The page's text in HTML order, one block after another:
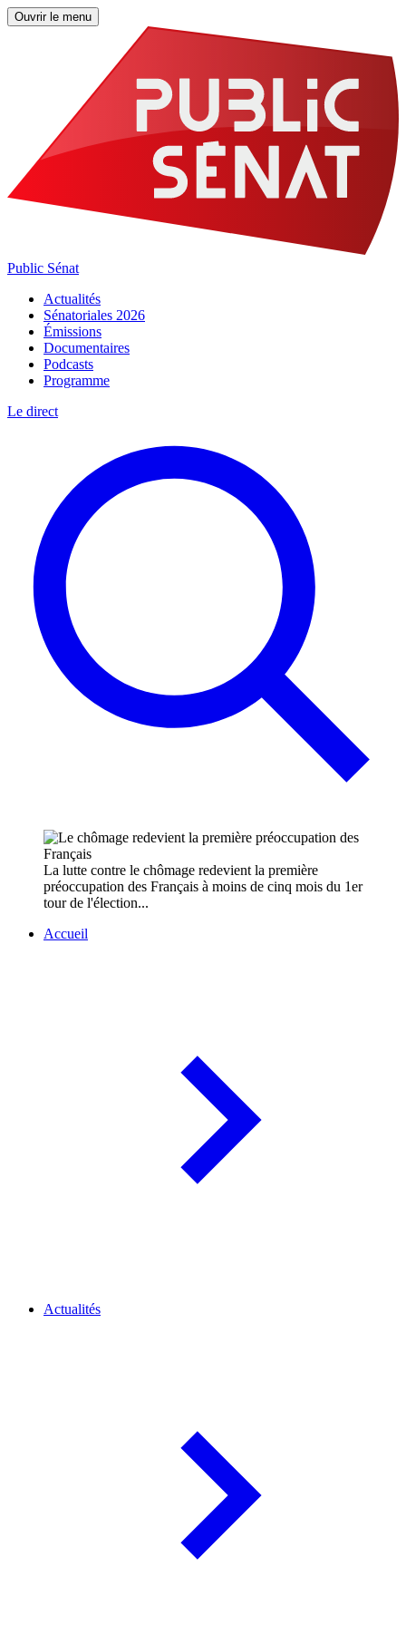
Ouvrir le menu
Public Sénat
Actualités
Sénatoriales 2026
Émissions
Documentaires
Podcasts
Programme
Le direct
La lutte contre le chômage redevient la première
préoccupation des Français à moins de cinq mois du 1er
tour de l'élection...
Accueil
Actualités